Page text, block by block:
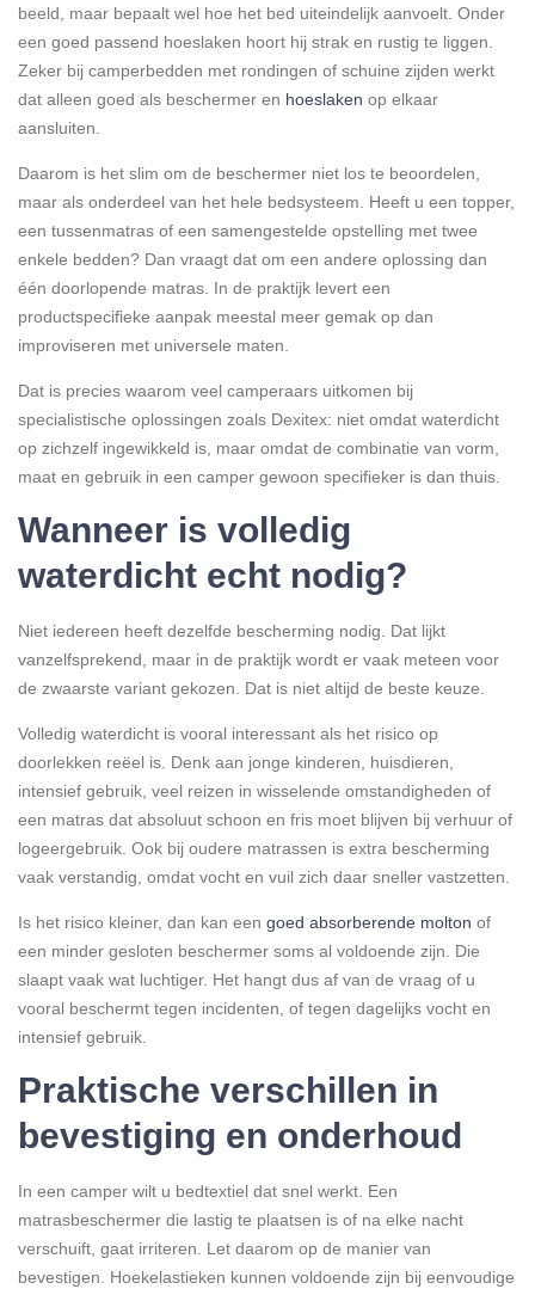
beeld, maar bepaalt wel hoe het bed uiteindelijk aanvoelt. Onder
een goed passend hoeslaken hoort hij strak en rustig te liggen.
Zeker bij camperbedden met rondingen of schuine zijden werkt
dat alleen goed als beschermer en hoeslaken op elkaar
aansluiten.
Daarom is het slim om de beschermer niet los te beoordelen,
maar als onderdeel van het hele bedsysteem. Heeft u een topper,
een tussenmatras of een samengestelde opstelling met twee
enkele bedden? Dan vraagt dat om een andere oplossing dan
één doorlopende matras. In de praktijk levert een
productspecifieke aanpak meestal meer gemak op dan
improviseren met universele maten.
Dat is precies waarom veel camperaars uitkomen bij
specialistische oplossingen zoals Dexitex: niet omdat waterdicht
op zichzelf ingewikkeld is, maar omdat de combinatie van vorm,
maat en gebruik in een camper gewoon specifieker is dan thuis.
Wanneer is volledig
waterdicht echt nodig?
Niet iedereen heeft dezelfde bescherming nodig. Dat lijkt
vanzelfsprekend, maar in de praktijk wordt er vaak meteen voor
de zwaarste variant gekozen. Dat is niet altijd de beste keuze.
Volledig waterdicht is vooral interessant als het risico op
doorlekken reëel is. Denk aan jonge kinderen, huisdieren,
intensief gebruik, veel reizen in wisselende omstandigheden of
een matras dat absoluut schoon en fris moet blijven bij verhuur of
logeergebruik. Ook bij oudere matrassen is extra bescherming
vaak verstandig, omdat vocht en vuil zich daar sneller vastzetten.
Is het risico kleiner, dan kan een goed absorberende molton of
een minder gesloten beschermer soms al voldoende zijn. Die
slaapt vaak wat luchtiger. Het hangt dus af van de vraag of u
vooral beschermt tegen incidenten, of tegen dagelijks vocht en
intensief gebruik.
Praktische verschillen in
bevestiging en onderhoud
In een camper wilt u bedtextiel dat snel werkt. Een
matrasbeschermer die lastig te plaatsen is of na elke nacht
verschuift, gaat irriteren. Let daarom op de manier van
bevestigen. Hoekelastieken kunnen voldoende zijn bij eenvoudige